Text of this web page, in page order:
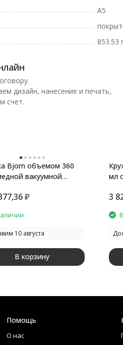
А5
853.53
дизайн, нанесение и печать,
счет.
Bjorn объемом 360
вакуумной
₽
10 августа
В корзину
мл
3
Помощь
О нас